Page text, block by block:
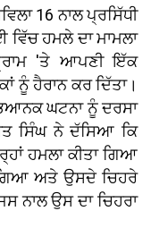
16 ਨਾਲ ਪ੍ਰਸਿੱਧੀ
ਵਿੱਚ ਹਮਲੇ ਦਾ ਮਾਮਲਾ
'ਤੇ ਆਪਣੀ ਇੱਕ
ਨੂੰ ਹੈਰਾਨ ਕਰ ਦਿੱਤਾ।
ਘਟਨਾ ਨੂੰ ਦਰਸਾ
ਸਿੰਘ ਨੇ ਦੱਸਿਆ ਕਿ
ਹਮਲਾ ਕੀਤਾ ਗਿਆ
ਅਤੇ ਉਸਦੇ ਚਿਹਰੇ
ਨਾਲ ਉਸ ਦਾ ਚਿਹਰਾ